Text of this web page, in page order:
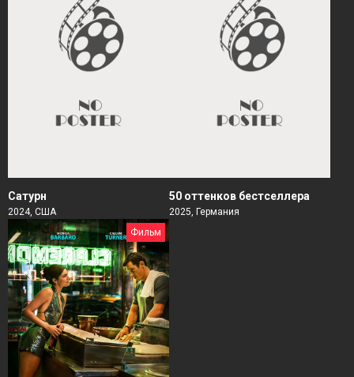
Сатурн
2024, США
50 оттенков бестселлера
2025, Германия
Фильм